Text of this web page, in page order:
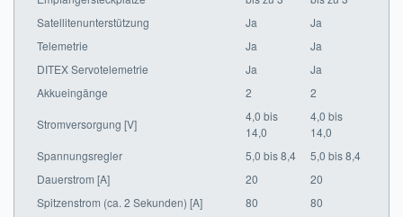
Satellitenunterstützung
Ja
Ja
Telemetrie
Ja
Ja
DITEX Servotelemetrie
Ja
Ja
Akkueingänge
2 2
Stromversorgung [V]
4,0 bis
14,0
4,0 bis
14,0
Spannungsregler
5,0 bis 8,4
5,0 bis 8,4
Dauerstrom [A]
20
20
Spitzenstrom (ca. 2 Sekunden) [A]
80
80